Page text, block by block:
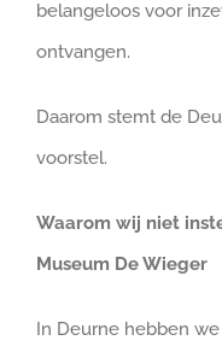
belangeloos voor
ontvangen.
Daarom stemt de
voorstel.
Waarom wij niet
Museum De Wieger
In Deurne hebben